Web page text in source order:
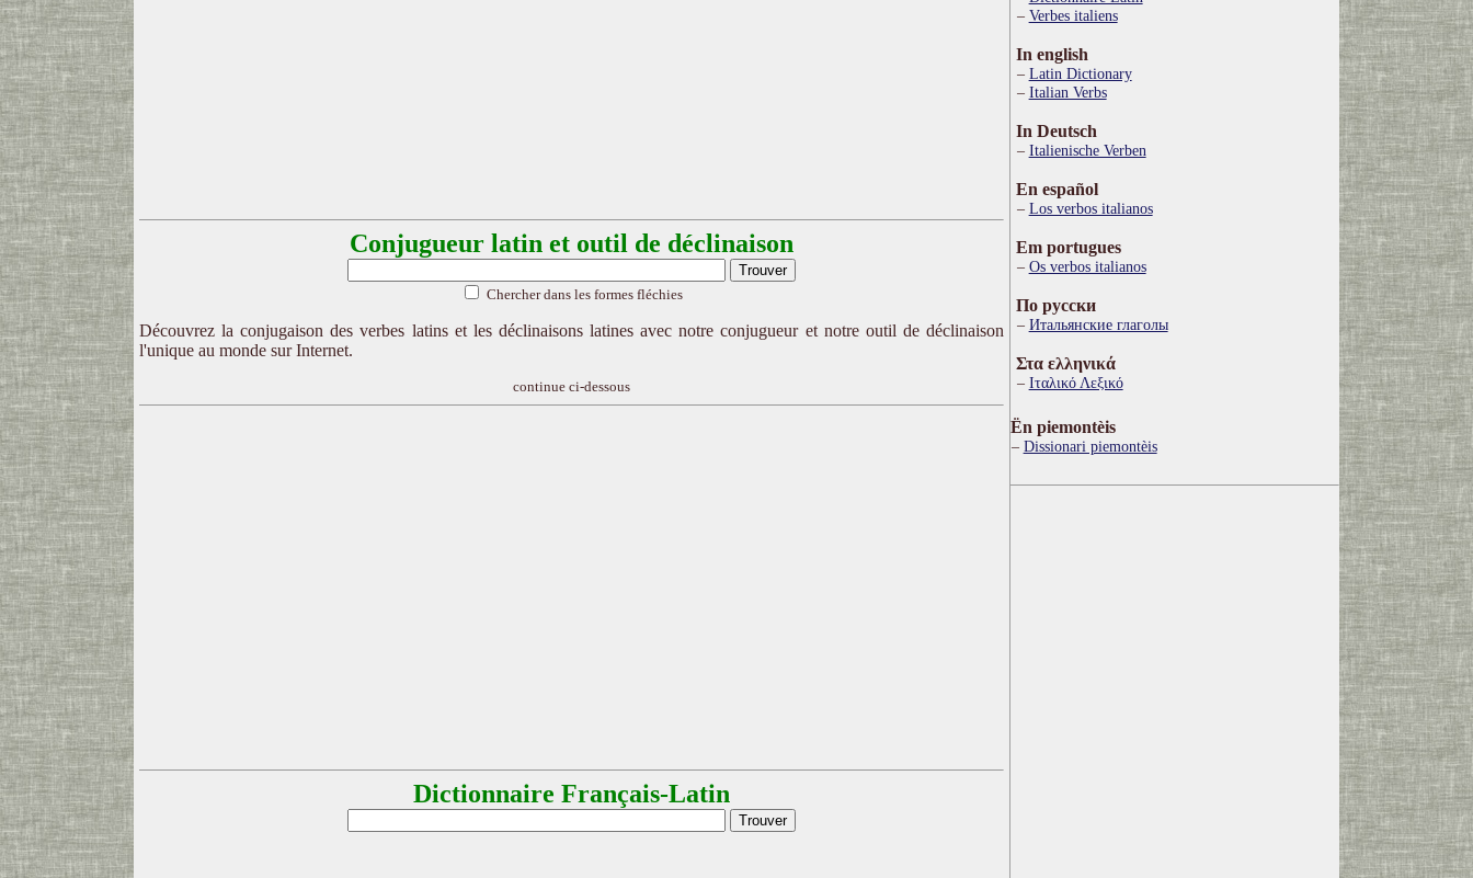
Conjugueur latin et outil de déclinaison
Chercher dans les formes fléchies
Découvrez la conjugaison des verbes latins et les déclinaisons latines avec notre conjugueur et notre outil de déclinaison
l'unique au monde sur Internet.
continue ci-dessous
Dictionnaire Français-Latin
Verbes italiens
In english
Latin Dictionary
Italian Verbs
In Deutsch
Italienische Verben
En español
Los verbos italianos
Em portugues
Os verbos italianos
По русски
Итальянские глаголы
Στα ελληνικά
Ιταλικό Λεξικό
Ën piemontèis
Dissionari piemontèis